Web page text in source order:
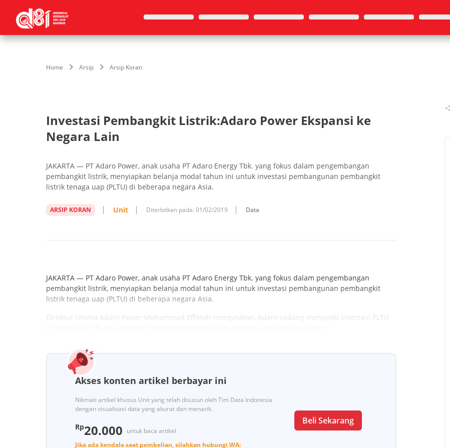
Home Arsip Arsip Koran
Investasi Pembangkit Listrik:Adaro Power Ekspansi ke
Negara Lain
JAKARTA — PT Adaro Power, anak usaha PT Adaro Energy Tbk. yang fokus dalam pengembangan
pembangkit listrik, menyiapkan belanja modal tahun ini untuk investasi pembangunan pembangkit
listrik tenaga uap (PLTU) di beberapa negara Asia.
ARSIP KORAN Unit Diterbitkan pada: 01/02/2019 Data
JAKARTA — PT Adaro Power, anak usaha PT Adaro Energy Tbk. yang fokus dalam pengembangan
pembangkit listrik, menyiapkan belanja modal tahun ini untuk investasi pembangunan pembangkit
listrik tenaga uap (PLTU) di beberapa negara Asia.
Direktur Utama Adaro Power Mohammad Effendi mengatakan, Adaro sedang menjajaki investasi PLTU
Akses konten artikel berbayar ini
Nikmati artikel khusus Unit yang telah disusun oleh Tim Data Indonesia
dengan visualisasi data yang akurat dan menarik.
Rp20.000 untuk baca artikel
Jika ada kendala saat pembelian, silahkan hubungi WA:
Beli Sekarang